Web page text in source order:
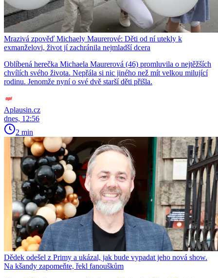
Mrazivá zpověď Michaely Maurerové: Děti od ní utekly k
exmanželovi, život jí zachránila nejmladší dcera
Oblíbená herečka Michaela Maurerová (46) promluvila o nejtěžších
chvílích svého života. Nepřála si nic jiného než mít velkou milující
rodinu. Jenomže nyní o své dvě starší děti přišla.
Aplausin.cz
dnes, 12:56
2 min
Dědek odešel z Primy a ukázal, jak bude vypadat jeho nová show.
Na kšandy zapomeňte, řekl fanouškům